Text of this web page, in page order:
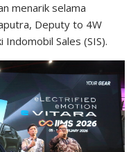
menarik selama
Deputy to 4W
Sales (SIS).